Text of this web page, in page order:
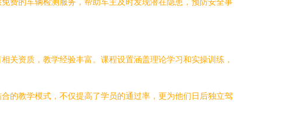
关资质，教学经验丰富。课程设置涵盖理论学习和实操训练，
的教学模式，不仅提高了学员的通过率，更为他们日后独立驾